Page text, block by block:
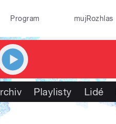
Program mujRozhlas
Playlisty Lidé